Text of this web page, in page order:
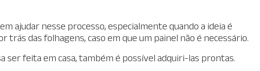
ajudar nesse processo, especialmente quando a ideia é
trás das folhagens, caso em que um painel não é necessário.
ser feita em casa, também é possível adquiri-las prontas.